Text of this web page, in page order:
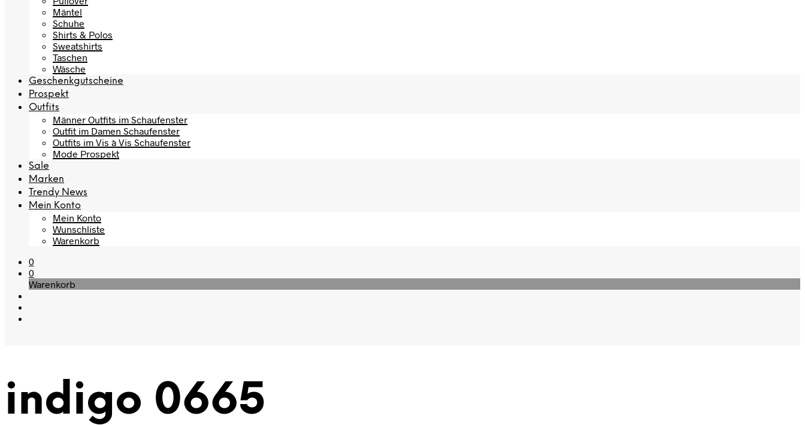
Mäntel
Schuhe
Shirts & Polos
Sweatshirts
Taschen
Wäsche
Geschenkgutscheine
Prospekt
Outfits
Männer Outfits im Schaufenster
Outfit im Damen Schaufenster
Outfits im Vis à Vis Schaufenster
Mode Prospekt
Sale
Marken
Trendy News
Mein Konto
Mein Konto
Wunschliste
Warenkorb
0
0
Warenkorb
indigo 0665